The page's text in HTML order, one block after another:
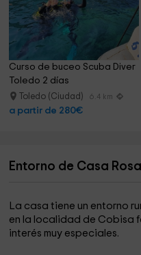
Curso de buceo Scuba Diver
Toledo 2 días
Toledo (Ciudad) 6.4 km
a partir de 280€
Entorno de Casa
La casa tiene un entorno
en la localidad de Cobisa
interés muy especiales.